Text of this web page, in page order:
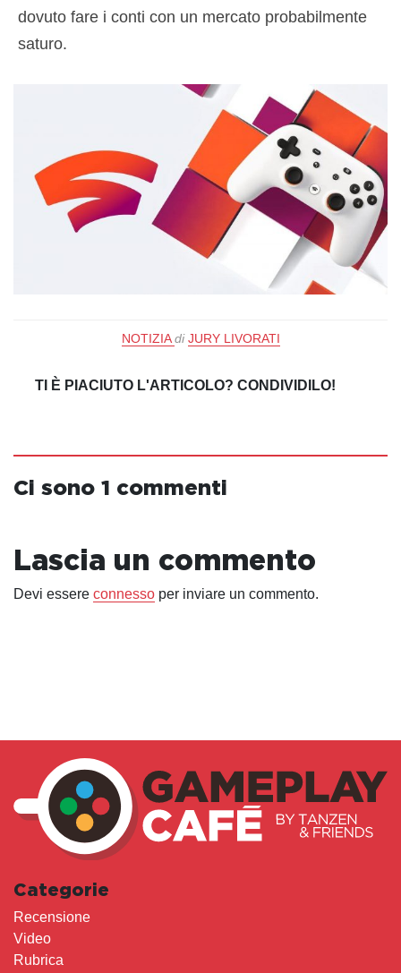
dovuto fare i conti con un mercato probabilmente
saturo.
NOTIZIA di JURY LIVORATI
TI È PIACIUTO L'ARTICOLO? CONDIVIDILO!
Ci sono 1 commenti
Lascia un commento
Devi essere connesso per inviare un commento.
Categorie
Recensione
Video
Rubrica